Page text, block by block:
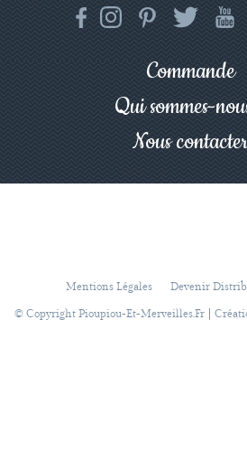
Commande
Qui sommes-
Nous
Mentions Légales Devenir
© Copyright Pioupiou-Et-Merveilles.fr